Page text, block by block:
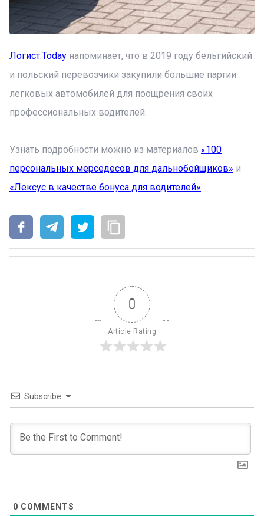
Логист.Today напоминает, что в 2019 году бельгийский
и польский перевозчики закупили большие партии
легковых автомобилей для поощрения своих
профессиональных водителей.
Узнать подробности можно из материалов «100
персональных мерседесов для дальнобойщиков» и
«Лексус в качестве бонуса для водителей».
0
Article Rating
Subscribe
0 COMMENTS